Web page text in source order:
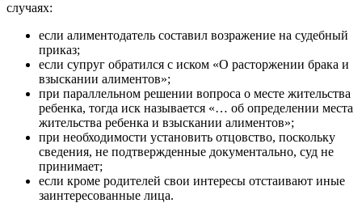
случаях:
если алиментодатель составил возражение на судебный
приказ;
если супруг обратился с иском «О расторжении брака и
взыскании алиментов»;
при параллельном решении вопроса о месте жительства
ребенка, тогда иск называется «… об определении места
жительства ребенка и взыскании алиментов»;
при необходимости установить отцовство, поскольку
сведения, не подтвержденные документально, суд не
принимает;
если кроме родителей свои интересы отстаивают иные
заинтересованные лица.